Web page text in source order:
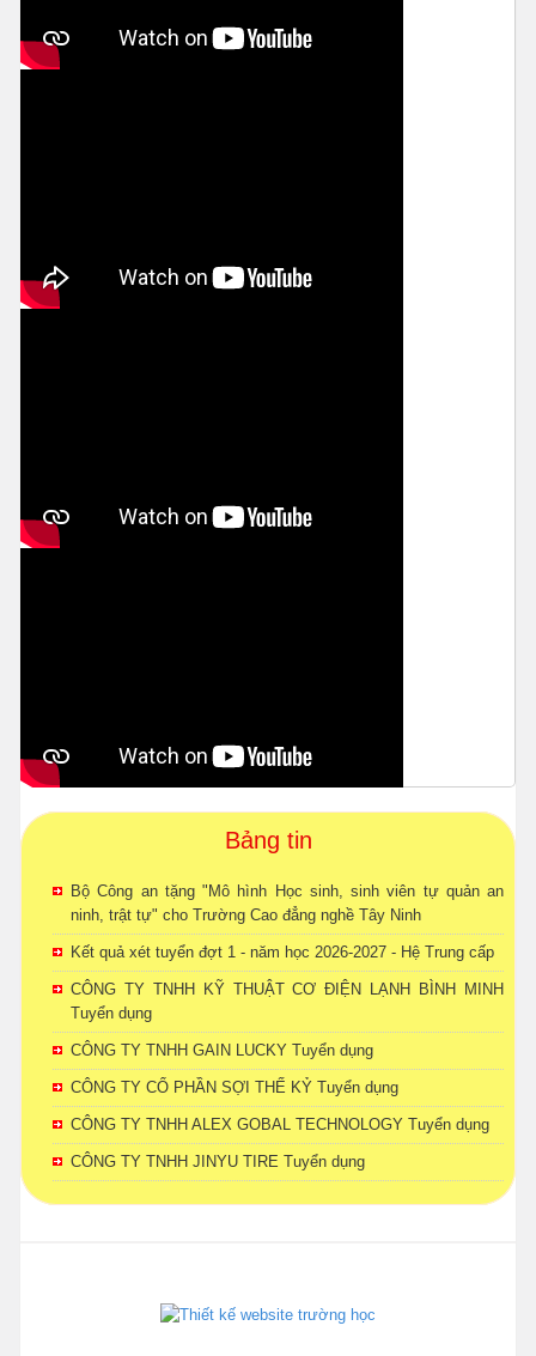
Bảng tin
Bộ Công an tặng "Mô hình Học sinh, sinh viên tự quản an
ninh, trật tự" cho Trường Cao đẳng nghề Tây Ninh
Kết quả xét tuyển đợt 1 - năm học 2026-2027 - Hệ Trung cấp
CÔNG TY TNHH KỸ THUẬT CƠ ĐIỆN LẠNH BÌNH MINH
Tuyển dụng
CÔNG TY TNHH GAIN LUCKY Tuyển dụng
CÔNG TY CỔ PHẦN SỢI THẾ KỶ Tuyển dụng
CÔNG TY TNHH ALEX GOBAL TECHNOLOGY Tuyển dụng
CÔNG TY TNHH JINYU TIRE Tuyển dụng